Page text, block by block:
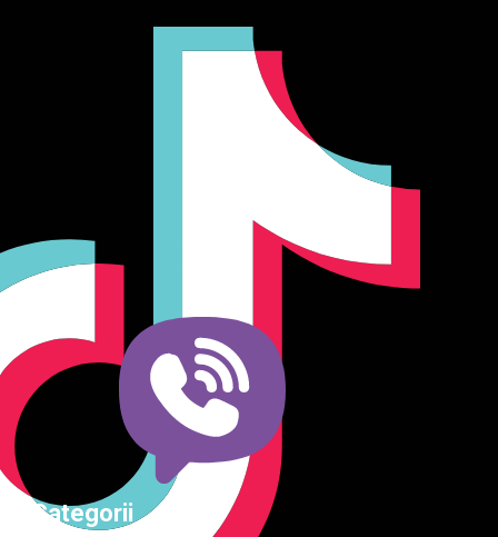
Producător și importator de mobilier în Chișinău. Descoperă
dormitor și grădină. Calitate, funcționalitate și design
modern pentru orice spațiu.Îți punem la dispoziție soluții
complete de amenajare direct de la producător, cu garanție
extinsă și consultanță gratuită pentru proiectul tău
Categorii